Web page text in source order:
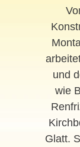
und
wie
Glatt.